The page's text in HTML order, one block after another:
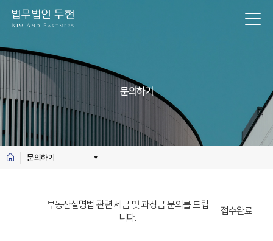
문의하기
문의하기
부동산실명법 관련 세금 및 과징금 문의를 드립
니다.
접수완료